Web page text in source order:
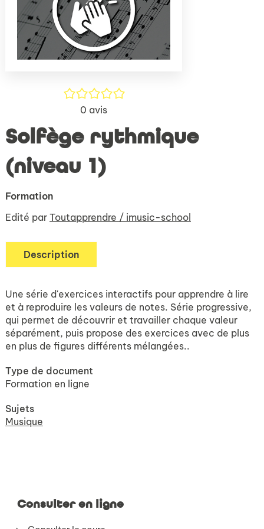
/5
0 avis
Solfège rythmique
(niveau 1)
Formation
Edité par Toutapprendre / imusic-school
Description
Une série d'exercices interactifs pour apprendre à lire
et à reproduire les valeurs de notes. Série progressive,
qui permet de découvrir et travailler chaque valeur
séparément, puis propose des exercices avec de plus
en plus de figures différents mélangées..
Type de document
Formation en ligne
Sujets
Musique
Consulter en ligne